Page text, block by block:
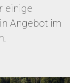
einige
Angebot im